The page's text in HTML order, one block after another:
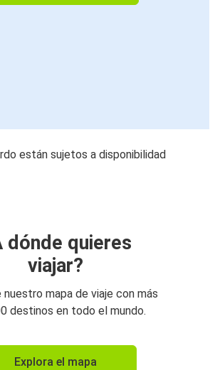
están sujetos a disponibilidad
dónde quieres
viajar?
nuestro mapa de viaje con más
destinos en todo el mundo.
Explora el mapa